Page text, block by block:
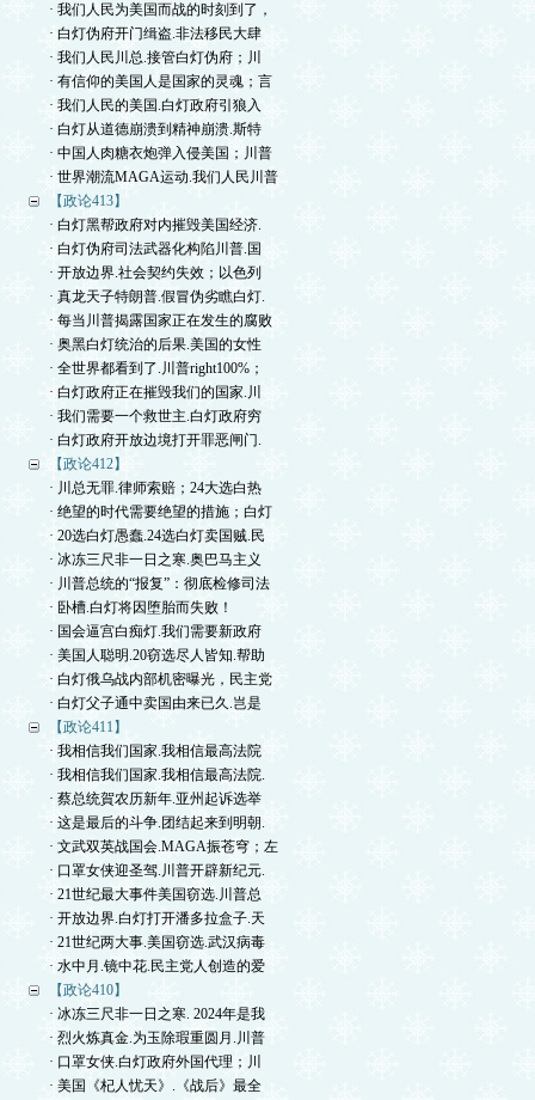
· 我们人民为美国而战的时刻到了，
· 白灯伪府开门缉盗.非法移民大肆
· 我们人民川总.接管白灯伪府；川
· 有信仰的美国人是国家的灵魂；言
· 我们人民的美国.白灯政府引狼入
· 白灯从道德崩溃到精神崩溃.斯特
· 中国人肉糖衣炮弹入侵美国；川普
· 世界潮流MAGA运动.我们人民川普
【政论413】
· 白灯黑帮政府对内摧毁美国经济.
· 白灯伪府司法武器化构陷川普.国
· 开放边界.社会契约失效；以色列
· 真龙天子特朗普.假冒伪劣瞧白灯.
· 每当川普揭露国家正在发生的腐败
· 奥黑白灯统治的后果.美国的女性
· 全世界都看到了.川普right100%；
· 白灯政府正在摧毁我们的国家.川
· 我们需要一个救世主.白灯政府穷
· 白灯政府开放边境打开罪恶闸门.
【政论412】
· 川总无罪.律师索赔；24大选白热
· 绝望的时代需要绝望的措施；白灯
· 20选白灯愚蠢.24选白灯卖国贼.民
· 冰冻三尺非一日之寒.奥巴马主义
· 川普总统的“报复”：彻底检修司法
· 卧槽.白灯将因堕胎而失败！
· 国会逼宫白痴灯.我们需要新政府
· 美国人聪明.20窃选尽人皆知.帮助
· 白灯俄乌战内部机密曝光，民主党
· 白灯父子通中卖国由来已久.岂是
【政论411】
· 我相信我们国家.我相信最高法院
· 我相信我们国家.我相信最高法院.
· 蔡总统賀农历新年.亚州起诉选举
· 这是最后的斗争.团结起来到明朝.
· 文武双英战国会.MAGA振苍穹；左
· 口罩女侠迎圣驾.川普开辟新纪元.
· 21世纪最大事件美国窃选.川普总
· 开放边界.白灯打开潘多拉盒子.天
· 21世纪两大事.美国窃选.武汉病毒
· 水中月.镜中花.民主党人创造的爱
【政论410】
· 冰冻三尺非一日之寒. 2024年是我
· 烈火炼真金.为玉除瑕重圆月.川普
· 口罩女侠.白灯政府外国代理；川
· 美国《杞人忧天》.《战后》最全